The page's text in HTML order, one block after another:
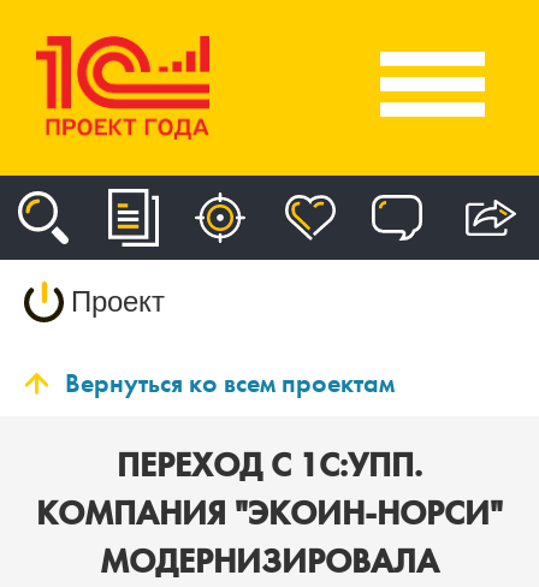
Проект
Вернуться ко всем проектам
ПЕРЕХОД С 1С:УПП.
КОМПАНИЯ "ЭКОИН-НОРСИ"
МОДЕРНИЗИРОВАЛА